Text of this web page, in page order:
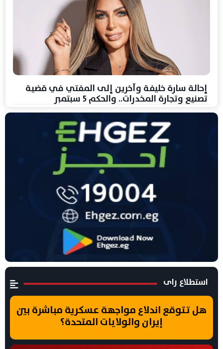
إحالة سارة خليفة وآخرين إلى المفتي في قضية
تصنيع وتجارة المخدرات.. والحكم 5 سبتمبر
استطلاع راى
هل تتوقع اندلاع مواجهة عسكرية مباشرة بين
إيران والولايات المتحدة؟